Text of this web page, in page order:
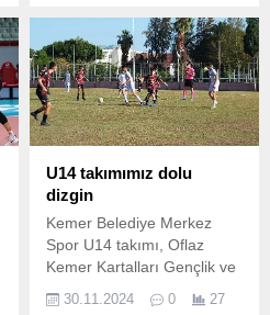
U14 takımımız dolu
dizgin
Kemer Belediye Merkez
Spor U14 takımı, Oflaz
Kemer Kartalları Gençlik ve
Spor Kulübü'nü 6-0 yendi.
30.11.2024 0 27